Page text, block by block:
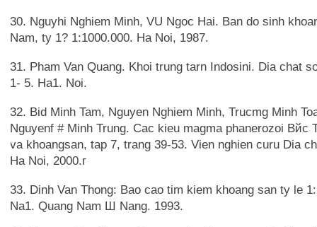
30. Nguyhi Nghiem Minh, VU Ngoc Hai. Ban do sinh
Nam, ty 1? 1:1000.000. Ha Noi, 1987.
31. Pham Van Quang. Khoi trung tarn Indosini. Dia chat
1- 5. Ha1. Noi.
32. Bid Minh Tam, Nguyen Nghiem Minh, Trucmg Minh
Nguyenf # Minh Trung. Cac kieu magma phanerozoi Вйс
va khoangsan, tap 7, trang 39-53. Vien nghien curu Dia
Ha Noi, 2000.г
33. Dinh Van Thong: Bao cao tim kiem khoang san ty le
Na1. Quang Nam Ш Nang. 1993.